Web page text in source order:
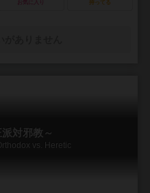
お気に入り 持ってる
対邪教～
vs. Heretic